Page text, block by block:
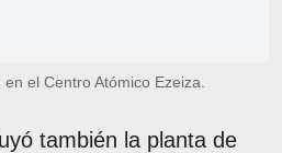
el Centro Atómico Ezeiza.
también la planta de